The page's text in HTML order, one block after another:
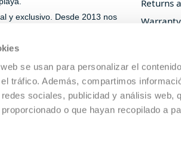
se usan para personalizar el
tráfico. Además, compartimos
sociales, publicidad y análisis web,
o que hayan recopilado a
y exclusivo. Desde 2013 nos
Returns
Warranty
Privacy
Cookie